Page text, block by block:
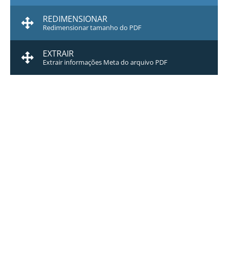
REDIMENSIONAR
Redimensionar tamanho do PDF
EXTRAIR
Extrair informações Meta do arquivo PDF